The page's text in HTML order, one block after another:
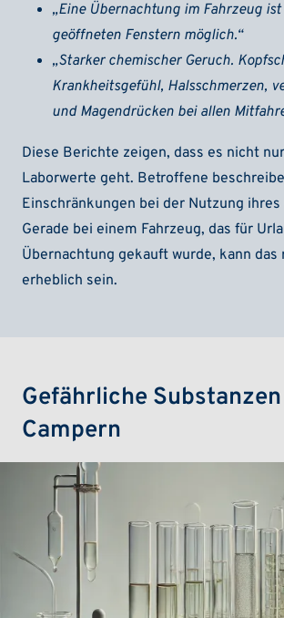
„Eine Übernachtung im Fahrzeug
geöffneten Fenstern möglich.“
„Starker chemischer Geruch.
Krankheitsgefühl, Halsschmerzen,
und Magendrücken bei allen
Diese Berichte zeigen, dass es nicht
Laborwerte geht. Betroffene
Einschränkungen bei der Nutzung ihres
Gerade bei einem Fahrzeug, das für
Übernachtung gekauft wurde, kann das
erheblich sein.
Gefährliche Substanzen
Campern